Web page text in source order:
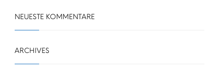
NEUESTE KOMMENTARE
ARCHIVES